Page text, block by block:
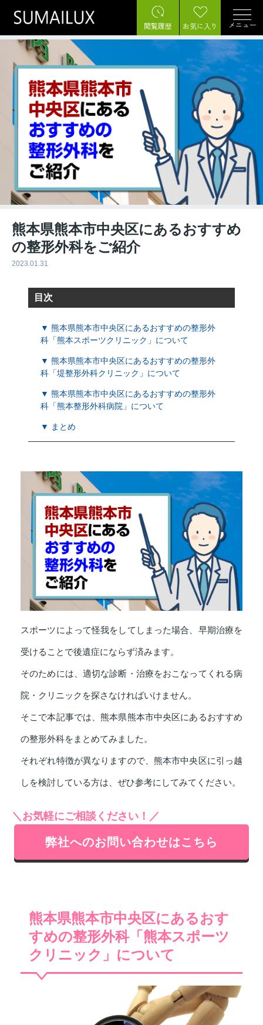
閲覧履歴 お気に入り メニュー
熊本県熊本市中央区にあるおすすめ
の整形外科をご紹介
2023.01.31
目次
▼ 熊本県熊本市中央区にあるおすすめの整形外
科「熊本スポーツクリニック」について
▼ 熊本県熊本市中央区にあるおすすめの整形外
科「堤整形外科クリニック」について
▼ 熊本県熊本市中央区にあるおすすめの整形外
科「熊本整形外科病院」について
▼ まとめ
スポーツによって怪我をしてしまった場合、早期治療を
受けることで後遺症にならず済みます。
そのためには、適切な診断・治療をおこなってくれる病
院・クリニックを探さなければいけません。
そこで本記事では、熊本県熊本市中央区にあるおすすめ
の整形外科をまとめてみました。
それぞれ特徴が異なりますので、熊本市中央区に引っ越
しを検討している方は、ぜひ参考にしてみてください。
＼お気軽にご相談ください！／
弊社へのお問い合わせはこちら
熊本県熊本市中央区にあるおす
すめの整形外科「熊本スポーツ
クリニック」について